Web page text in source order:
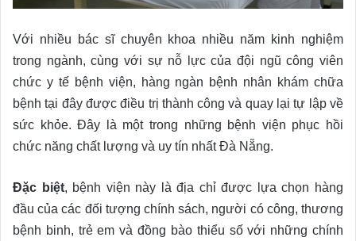
Với nhiều bác sĩ chuyên khoa nhiều năm kinh nghiệm
trong ngành, cùng với sự nỗ lực của đội ngũ công viên
chức y tế bệnh viện, hàng ngàn bệnh nhân khám chữa
bệnh tại đây được điều trị thành công và quay lại tự lập về
sức khỏe. Đây là một trong những bệnh viện phục hồi
chức năng chất lượng và uy tín nhất Đà Nẵng.
Đặc biệt, bệnh viện này là địa chỉ được lựa chọn hàng
đầu của các đối tượng chính sách, người có công, thương
bệnh binh, trẻ em và đồng bào thiểu số với những chính